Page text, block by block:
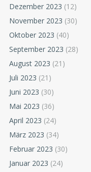
Dezember 2023 (12)
November 2023 (30)
Oktober 2023 (40)
September 2023 (28)
August 2023 (21)
Juli 2023 (21)
Juni 2023 (30)
Mai 2023 (36)
April 2023 (24)
März 2023 (34)
Februar 2023 (30)
Januar 2023 (24)